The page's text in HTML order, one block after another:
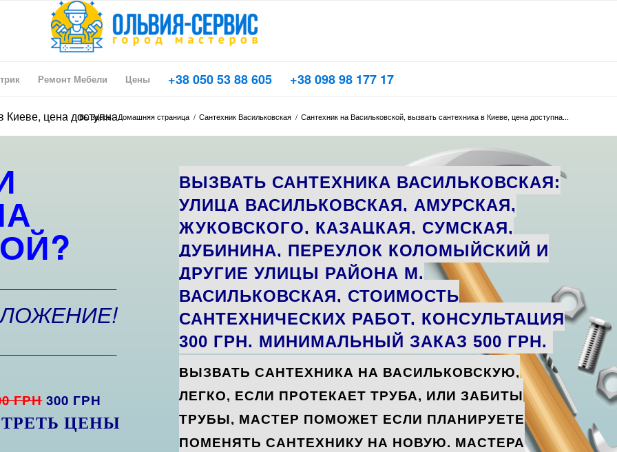
Ремонт Мебели Цены +38 050 53 88 605 +38 098 98 177 17
Киеве, цена доступна
Вы здесь: Домашняя страница / Сантехник Васильковская / Сантехник на Васильковской, вызвать сантехника в Киеве, цена доступна...
ГРН 300 ГРН
ЦЕНЫ
ВЫЗВАТЬ САНТЕХНИКА ВАСИЛЬКОВСКАЯ:
УЛИЦА ВАСИЛЬКОВСКАЯ, АМУРСКАЯ,
ЖУКОВСКОГО, КАЗАЦКАЯ, СУМСКАЯ,
ДУБИНИНА, ПЕРЕУЛОК КОЛОМЫЙСКИЙ И
ДРУГИЕ УЛИЦЫ РАЙОНА М.
ВАСИЛЬКОВСКАЯ, СТОИМОСТЬ
САНТЕХНИЧЕСКИХ РАБОТ, КОНСУЛЬТАЦИЯ
300 ГРН. МИНИМАЛЬНЫЙ ЗАКАЗ 500 ГРН.
ВЫЗВАТЬ САНТЕХНИКА НА ВАСИЛЬКОВСКУЮ,
ЛЕГКО, ЕСЛИ ПРОТЕКАЕТ ТРУБА, ИЛИ ЗАБИТЫ
ТРУБЫ, МАСТЕР ПОМОЖЕТ ЕСЛИ ПЛАНИРУЕТЕ
ПОМЕНЯТЬ САНТЕХНИКУ НА НОВУЮ. МАСТЕРА